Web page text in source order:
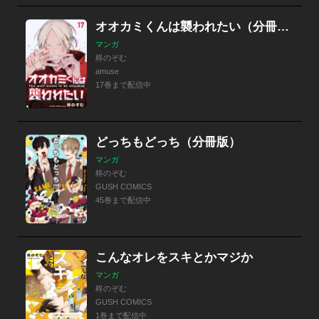
オオカミくんは襲われたい（分冊版）
マンガ
柊のぞむ
amuse
17巻まで配信中
どっちもどっち（分冊版）
マンガ
柊のぞむ
GUSH COMICS
45巻まで配信中
こんなオレをスキとかマジか
マンガ
柊のぞむ
GUSH COMICS
1巻まで配信中